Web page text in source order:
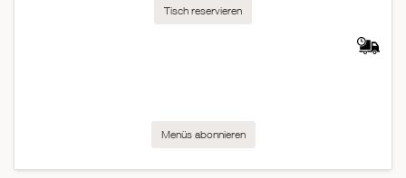
Menüs abonnieren
Tisch reservieren